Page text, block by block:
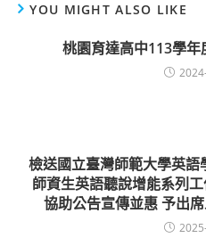
YOU MIGHT ALSO LIKE
桃園育達高中113學
檢送國立臺灣師範大學英
師資生英語聽說增能系列
協助公告宣傳並惠 予出